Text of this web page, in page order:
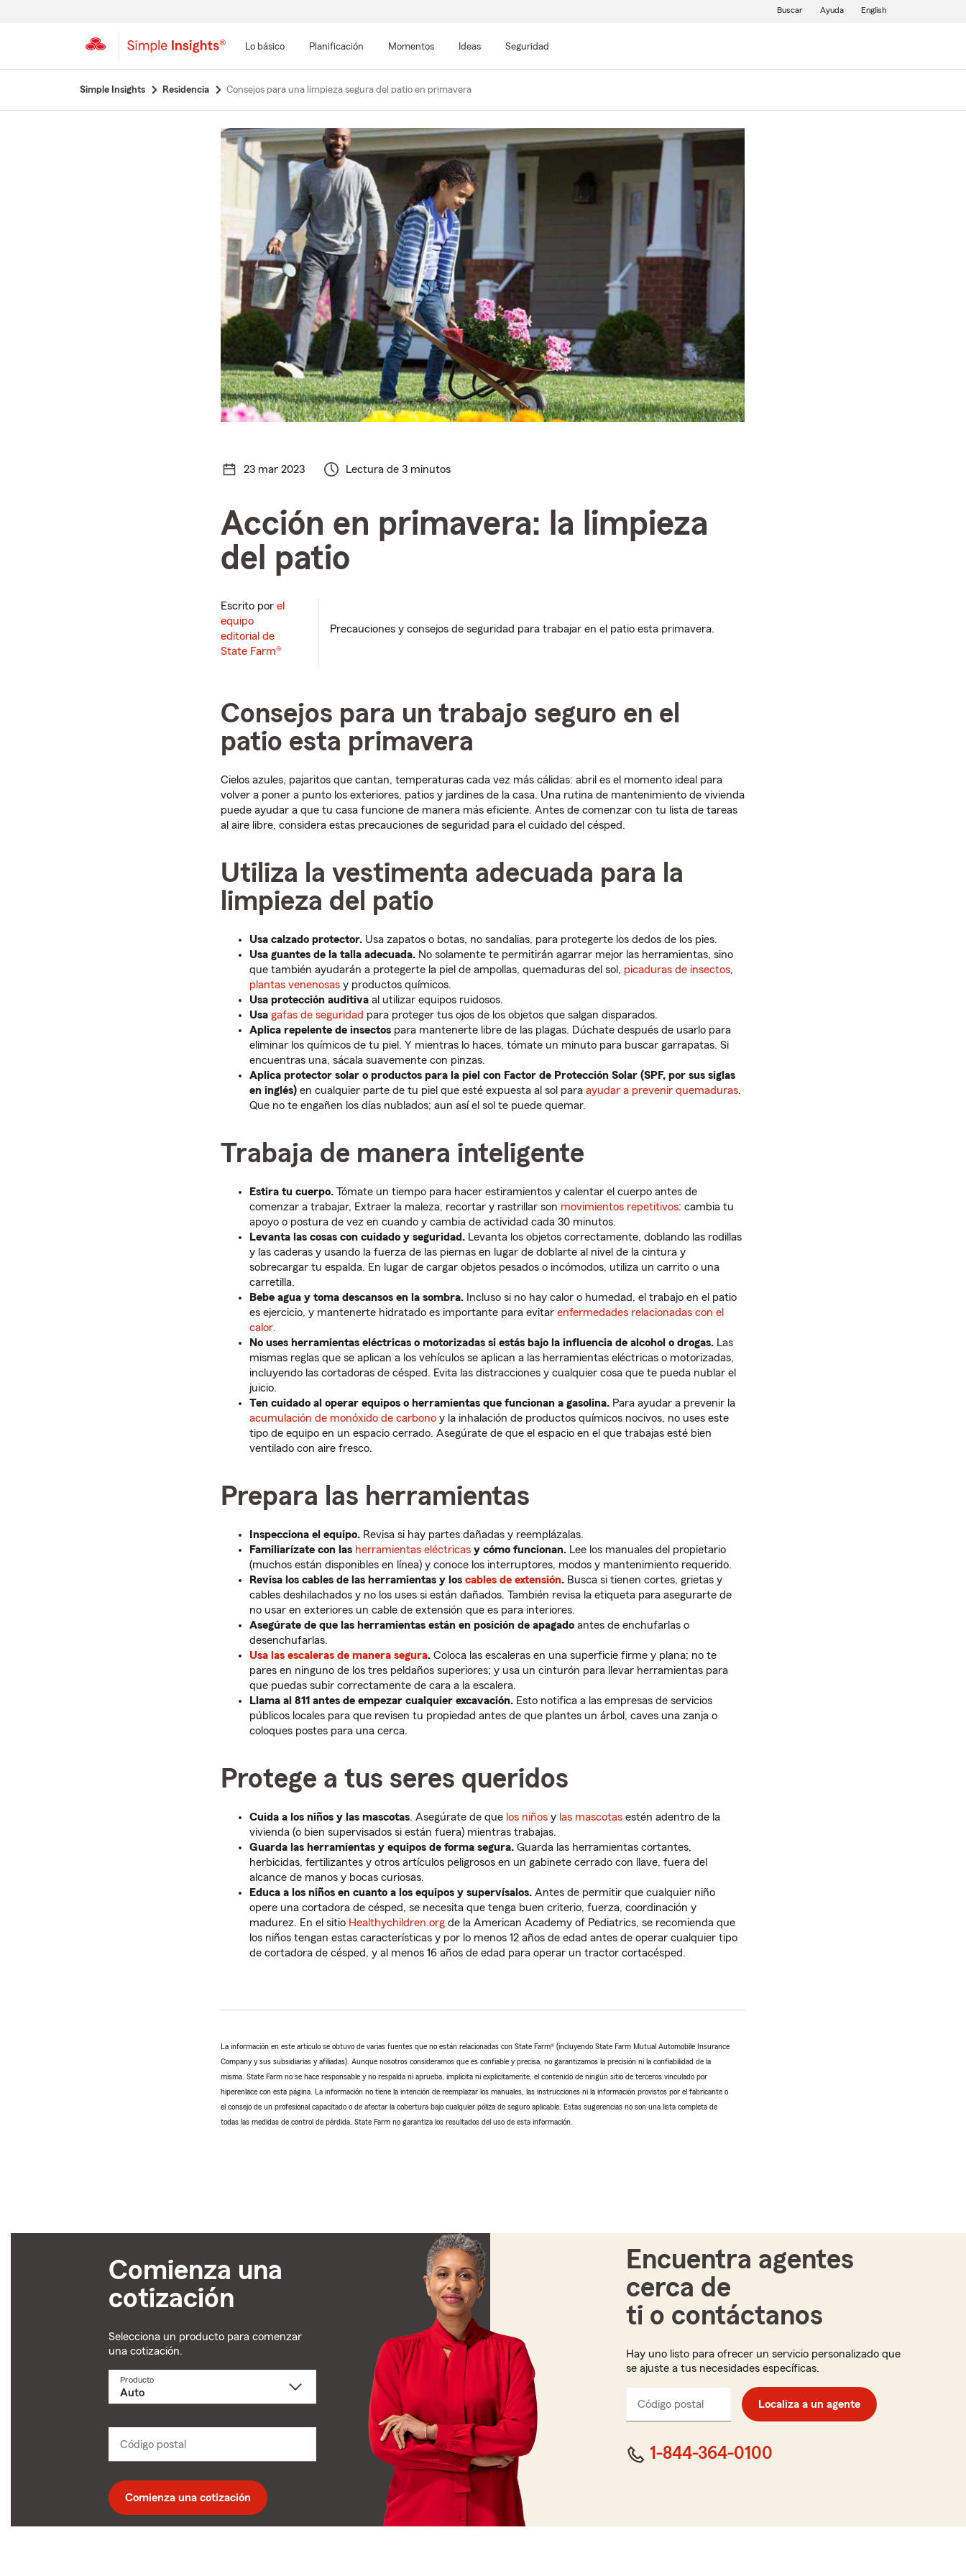
Lo básico Planificación Momentos Ideas Seguridad
Buscar Ayuda English
Simple Insights Residencia Consejos para una limpieza segura del patio en primavera
23 mar 2023 Lectura de 3 minutos
Acción en primavera: la limpieza
del patio
Escrito por el
equipo
editorial de
State Farm®
Precauciones y consejos de seguridad para trabajar en el patio esta primavera.
Consejos para un trabajo seguro en el
patio esta primavera
Cielos azules, pajaritos que cantan, temperaturas cada vez más cálidas: abril es el momento ideal para
volver a poner a punto los exteriores, patios y jardines de la casa. Una rutina de mantenimiento de vivienda
puede ayudar a que tu casa funcione de manera más eficiente. Antes de comenzar con tu lista de tareas
al aire libre, considera estas precauciones de seguridad para el cuidado del césped.
Utiliza la vestimenta adecuada para la
limpieza del patio
Usa calzado protector. Usa zapatos o botas, no sandalias, para protegerte los dedos de los pies.
Usa guantes de la talla adecuada. No solamente te permitirán agarrar mejor las herramientas, sino
que también ayudarán a protegerte la piel de ampollas, quemaduras del sol, picaduras de insectos,
plantas venenosas y productos químicos.
Usa protección auditiva al utilizar equipos ruidosos.
Usa gafas de seguridad para proteger tus ojos de los objetos que salgan disparados.
Aplica repelente de insectos para mantenerte libre de las plagas. Dúchate después de usarlo para
eliminar los químicos de tu piel. Y mientras lo haces, tómate un minuto para buscar garrapatas. Si
encuentras una, sácala suavemente con pinzas.
Aplica protector solar o productos para la piel con Factor de Protección Solar (SPF, por sus siglas
en inglés) en cualquier parte de tu piel que esté expuesta al sol para ayudar a prevenir quemaduras.
Que no te engañen los días nublados; aun así el sol te puede quemar.
Trabaja de manera inteligente
Estira tu cuerpo. Tómate un tiempo para hacer estiramientos y calentar el cuerpo antes de
comenzar a trabajar, Extraer la maleza, recortar y rastrillar son movimientos repetitivos: cambia tu
apoyo o postura de vez en cuando y cambia de actividad cada 30 minutos.
Levanta las cosas con cuidado y seguridad. Levanta los objetos correctamente, doblando las rodillas
y las caderas y usando la fuerza de las piernas en lugar de doblarte al nivel de la cintura y
sobrecargar tu espalda. En lugar de cargar objetos pesados o incómodos, utiliza un carrito o una
carretilla.
Bebe agua y toma descansos en la sombra. Incluso si no hay calor o humedad, el trabajo en el patio
es ejercicio, y mantenerte hidratado es importante para evitar enfermedades relacionadas con el
calor.
No uses herramientas eléctricas o motorizadas si estás bajo la influencia de alcohol o drogas. Las
mismas reglas que se aplican a los vehículos se aplican a las herramientas eléctricas o motorizadas,
incluyendo las cortadoras de césped. Evita las distracciones y cualquier cosa que te pueda nublar el
juicio.
Ten cuidado al operar equipos o herramientas que funcionan a gasolina. Para ayudar a prevenir la
acumulación de monóxido de carbono y la inhalación de productos químicos nocivos, no uses este
tipo de equipo en un espacio cerrado. Asegúrate de que el espacio en el que trabajas esté bien
ventilado con aire fresco.
Prepara las herramientas
Inspecciona el equipo. Revisa si hay partes dañadas y reemplázalas.
Familiarízate con las herramientas eléctricas y cómo funcionan. Lee los manuales del propietario
(muchos están disponibles en línea) y conoce los interruptores, modos y mantenimiento requerido.
Revisa los cables de las herramientas y los cables de extensión. Busca si tienen cortes, grietas y
cables deshilachados y no los uses si están dañados. También revisa la etiqueta para asegurarte de
no usar en exteriores un cable de extensión que es para interiores.
Asegúrate de que las herramientas están en posición de apagado antes de enchufarlas o
desenchufarlas.
Usa las escaleras de manera segura. Coloca las escaleras en una superficie firme y plana; no te
pares en ninguno de los tres peldaños superiores; y usa un cinturón para llevar herramientas para
que puedas subir correctamente de cara a la escalera.
Llama al 811 antes de empezar cualquier excavación. Esto notifica a las empresas de servicios
públicos locales para que revisen tu propiedad antes de que plantes un árbol, caves una zanja o
coloques postes para una cerca.
Protege a tus seres queridos
Cuida a los niños y las mascotas. Asegúrate de que los niños y las mascotas estén adentro de la
vivienda (o bien supervisados si están fuera) mientras trabajas.
Guarda las herramientas y equipos de forma segura. Guarda las herramientas cortantes,
herbicidas, fertilizantes y otros artículos peligrosos en un gabinete cerrado con llave, fuera del
alcance de manos y bocas curiosas.
Educa a los niños en cuanto a los equipos y supervísalos. Antes de permitir que cualquier niño
opere una cortadora de césped, se necesita que tenga buen criterio, fuerza, coordinación y
madurez. En el sitio Healthychildren.org de la American Academy of Pediatrics, se recomienda que
los niños tengan estas características y por lo menos 12 años de edad antes de operar cualquier tipo
de cortadora de césped, y al menos 16 años de edad para operar un tractor cortacésped.
La información en este artículo se obtuvo de varias fuentes que no están relacionadas con State Farm® (incluyendo State Farm Mutual Automobile Insurance
Company y sus subsidiarias y afiliadas). Aunque nosotros consideramos que es confiable y precisa, no garantizamos la precisión ni la confiabilidad de la
misma. State Farm no se hace responsable y no respalda ni aprueba, implícita ni explícitamente, el contenido de ningún sitio de terceros vinculado por
hiperenlace con esta página. La información no tiene la intención de reemplazar los manuales, las instrucciones ni la información provistos por el fabricante o
el consejo de un profesional capacitado o de afectar la cobertura bajo cualquier póliza de seguro aplicable. Estas sugerencias no son una lista completa de
todas las medidas de control de pérdida. State Farm no garantiza los resultados del uso de esta información.
Comienza una
cotización
Selecciona un producto para comenzar
una cotización.
Producto
dropdown
Código postal
postal
de
Comienza una cotización
Encuentra agentes
cerca de
ti o contáctanos
Hay uno listo para ofrecer un servicio personalizado que
se ajuste a tus necesidades específicas.
Código postal
de
Localiza a un agente
1-844-364-0100